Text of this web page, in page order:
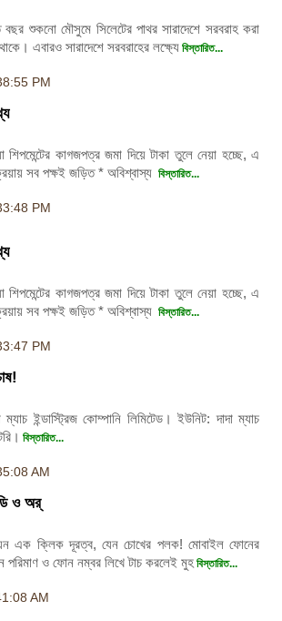
বছর শুকনো মৌসুমে সিলেটের পাথর সারাদেশে সরবরাহ করা
এবারও সারাদেশে সরবরাহের লক্ষ্যে বিস্তারিত...
PM
শিপমেন্টের কাগজপত্র জমা দিয়ে টাকা তুলে নেয়া হচ্ছে, এ
সব পক্ষই জড়িত * অবিশ্বাস্য বিস্তারিত...
PM
শিপমেন্টের কাগজপত্র জমা দিয়ে টাকা তুলে নেয়া হচ্ছে, এ
সব পক্ষই জড়িত * অবিশ্বাস্য বিস্তারিত...
PM
ম্যাচ ইন্ডাস্ট্রিজ কোম্পানি লিমিটেড। ইউনিট: দাদা ম্যাচ
বিস্তারিত...
AM
ও অর্
এক ক্লিক দূরত্ব, যেন চোখের পলক! মোবাইল ফোনের
পরিমাণ ও ফোন নম্বর লিখে টাচ করলেই মুহ বিস্তারিত...
AM